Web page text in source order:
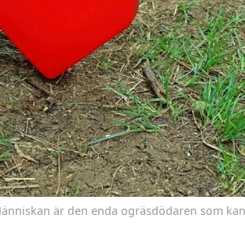
är den enda ogräsdödaren som